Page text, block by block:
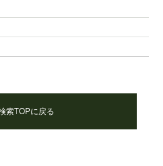
索TOPに戻る